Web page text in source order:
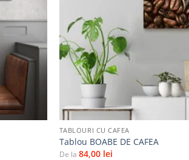
+
TABLOURI CU CAFEA
Tablou BOABE DE CAFEA
De la 84,00 lei